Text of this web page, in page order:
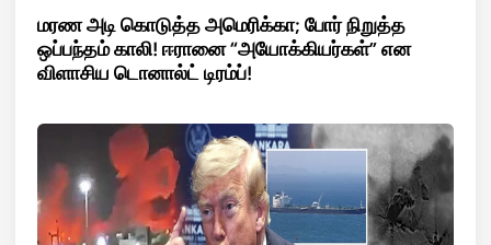
மரண அடி கொடுத்த அமெரிக்கா; போர் நிறுத்த
ஒப்பந்தம் காலி! ஈரானை “அயோக்கியர்கள்” என
விளாசிய டொனால்ட் டிரம்ப்!